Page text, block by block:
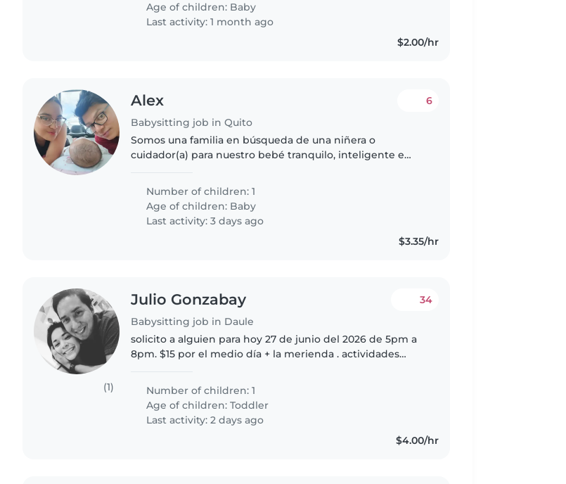
Age of children: Baby
Last activity: 1 month ago
$2.00/hr
Alex
Babysitting job in Quito
6
Somos una familia en búsqueda de una niñera o
cuidador(a) para nuestro bebé tranquilo, inteligente e
cómodo cocinando para el bebé...
Number of children: 1
Age of children: Baby
Last activity: 3 days ago
$3.35/hr
(1)
Julio Gonzabay
Babysitting job in Daule
34
solicito a alguien para hoy 27 de junio del 2026 de 5pm a
8pm. $15 por el medio día + la merienda . actividades
bebé Nuestro..
Number of children: 1
Age of children:Toddler
Last activity: 2 days ago
$4.00/hr